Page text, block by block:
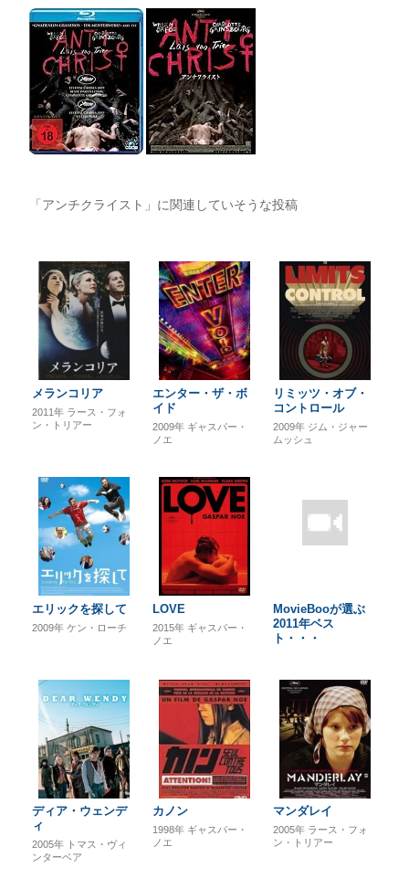
「アンチクライスト」に関連していそうな投稿
メランコリア
2011年 ラース・フォ
ン・トリアー
エンター・ザ・ボ
イド
2009年 ギャスパー・
ノエ
リミッツ・オブ・
コントロール
2009年 ジム・ジャー
ムッシュ
エリックを探して
2009年ケン・ローチ
LOVE
2015年 ギャスパー・
ノエ
MovieBooが選ぶ
2011年ベス
ト・・・
ディア・ウェンデ
ィ
2005年
トマス・ヴィ
ンターベア
カノン
1998年 ギャスパー・
ノエ
マンダレイ
2005年 ラース・フォ
ン・トリアー